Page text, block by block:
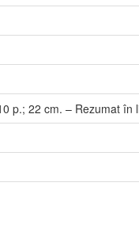
p.; 22 cm. – Rezumat în